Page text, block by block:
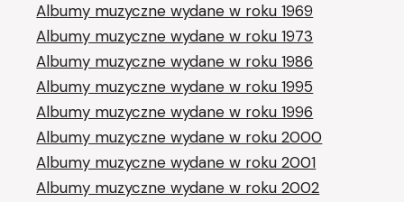
Albumy muzyczne wydane w roku 1969
Albumy muzyczne wydane w roku 1973
Albumy muzyczne wydane w roku 1986
Albumy muzyczne wydane w roku 1995
Albumy muzyczne wydane w roku 1996
Albumy muzyczne wydane w roku 2000
Albumy muzyczne wydane w roku 2001
Albumy muzyczne wydane w roku 2002